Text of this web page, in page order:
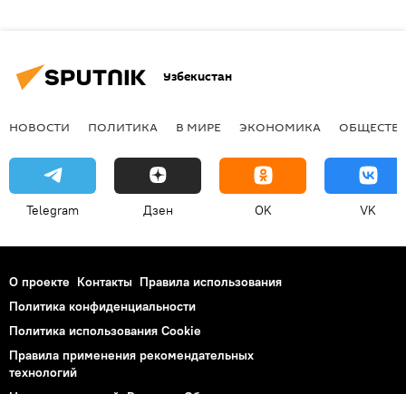
Узбекистан
НОВОСТИ ПОЛИТИКА В МИРЕ ЭКОНОМИКА
Telegram Дзен OK VK
О проекте Контакты Правила использования
Политика конфиденциальности
Политика использования Cookie
Правила применения рекомендательных
технологий